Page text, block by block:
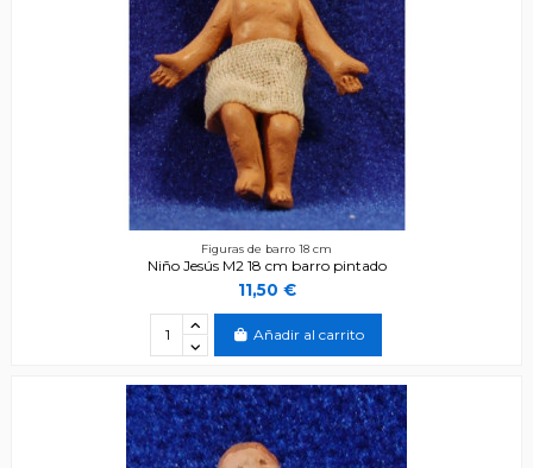
Figuras de barro 18 cm
Niño Jesús M2 18 cm barro pintado
11,50 €
Añadir al carrito